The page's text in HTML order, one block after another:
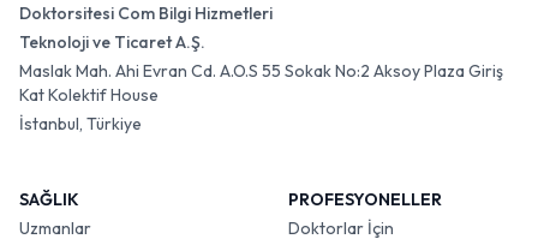
Doktorsitesi Com Bilgi Hizmetleri
Teknoloji ve Ticaret A.Ş.
Maslak Mah. Ahi Evran Cd. A.O.S 55 Sokak No:2 Aksoy Plaza Giriş
Kat Kolektif House
İstanbul, Türkiye
SAĞLIK
Uzmanlar
PROFESYONELLER
Doktorlar İçin